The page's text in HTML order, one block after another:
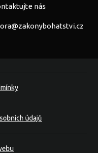
nás
údajů